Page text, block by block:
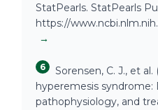
StatPearls. StatPearls
https://
→
6
Sorensen, C. J., et al.
hyperemesis syndrome:
pathophysiology, and